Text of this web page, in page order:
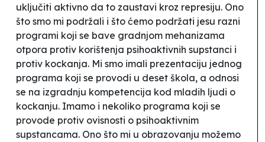
uključiti aktivno da to zaustavi kroz represiju. Ono
što smo mi podržali i što ćemo podržati jesu razni
programi koji se bave gradnjom mehanizama
otpora protiv korištenja psihoaktivnih supstanci i
protiv kockanja. Mi smo imali prezentaciju jednog
programa koji se provodi u deset škola, a odnosi
se na izgradnju kompetencija kod mladih ljudi o
kockanju. Imamo i nekoliko programa koji se
provode protiv ovisnosti o psihoaktivnim
supstancama. Ono što mi u obrazovanju možemo